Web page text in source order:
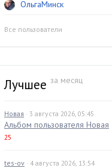
ОльгаМинск
Все пользователи
Лучшее за месяц
Новая · 3 августа 2026, 05:45
Альбом пользователя Новая
25
tes-ov · 4 августа 2026, 13:54